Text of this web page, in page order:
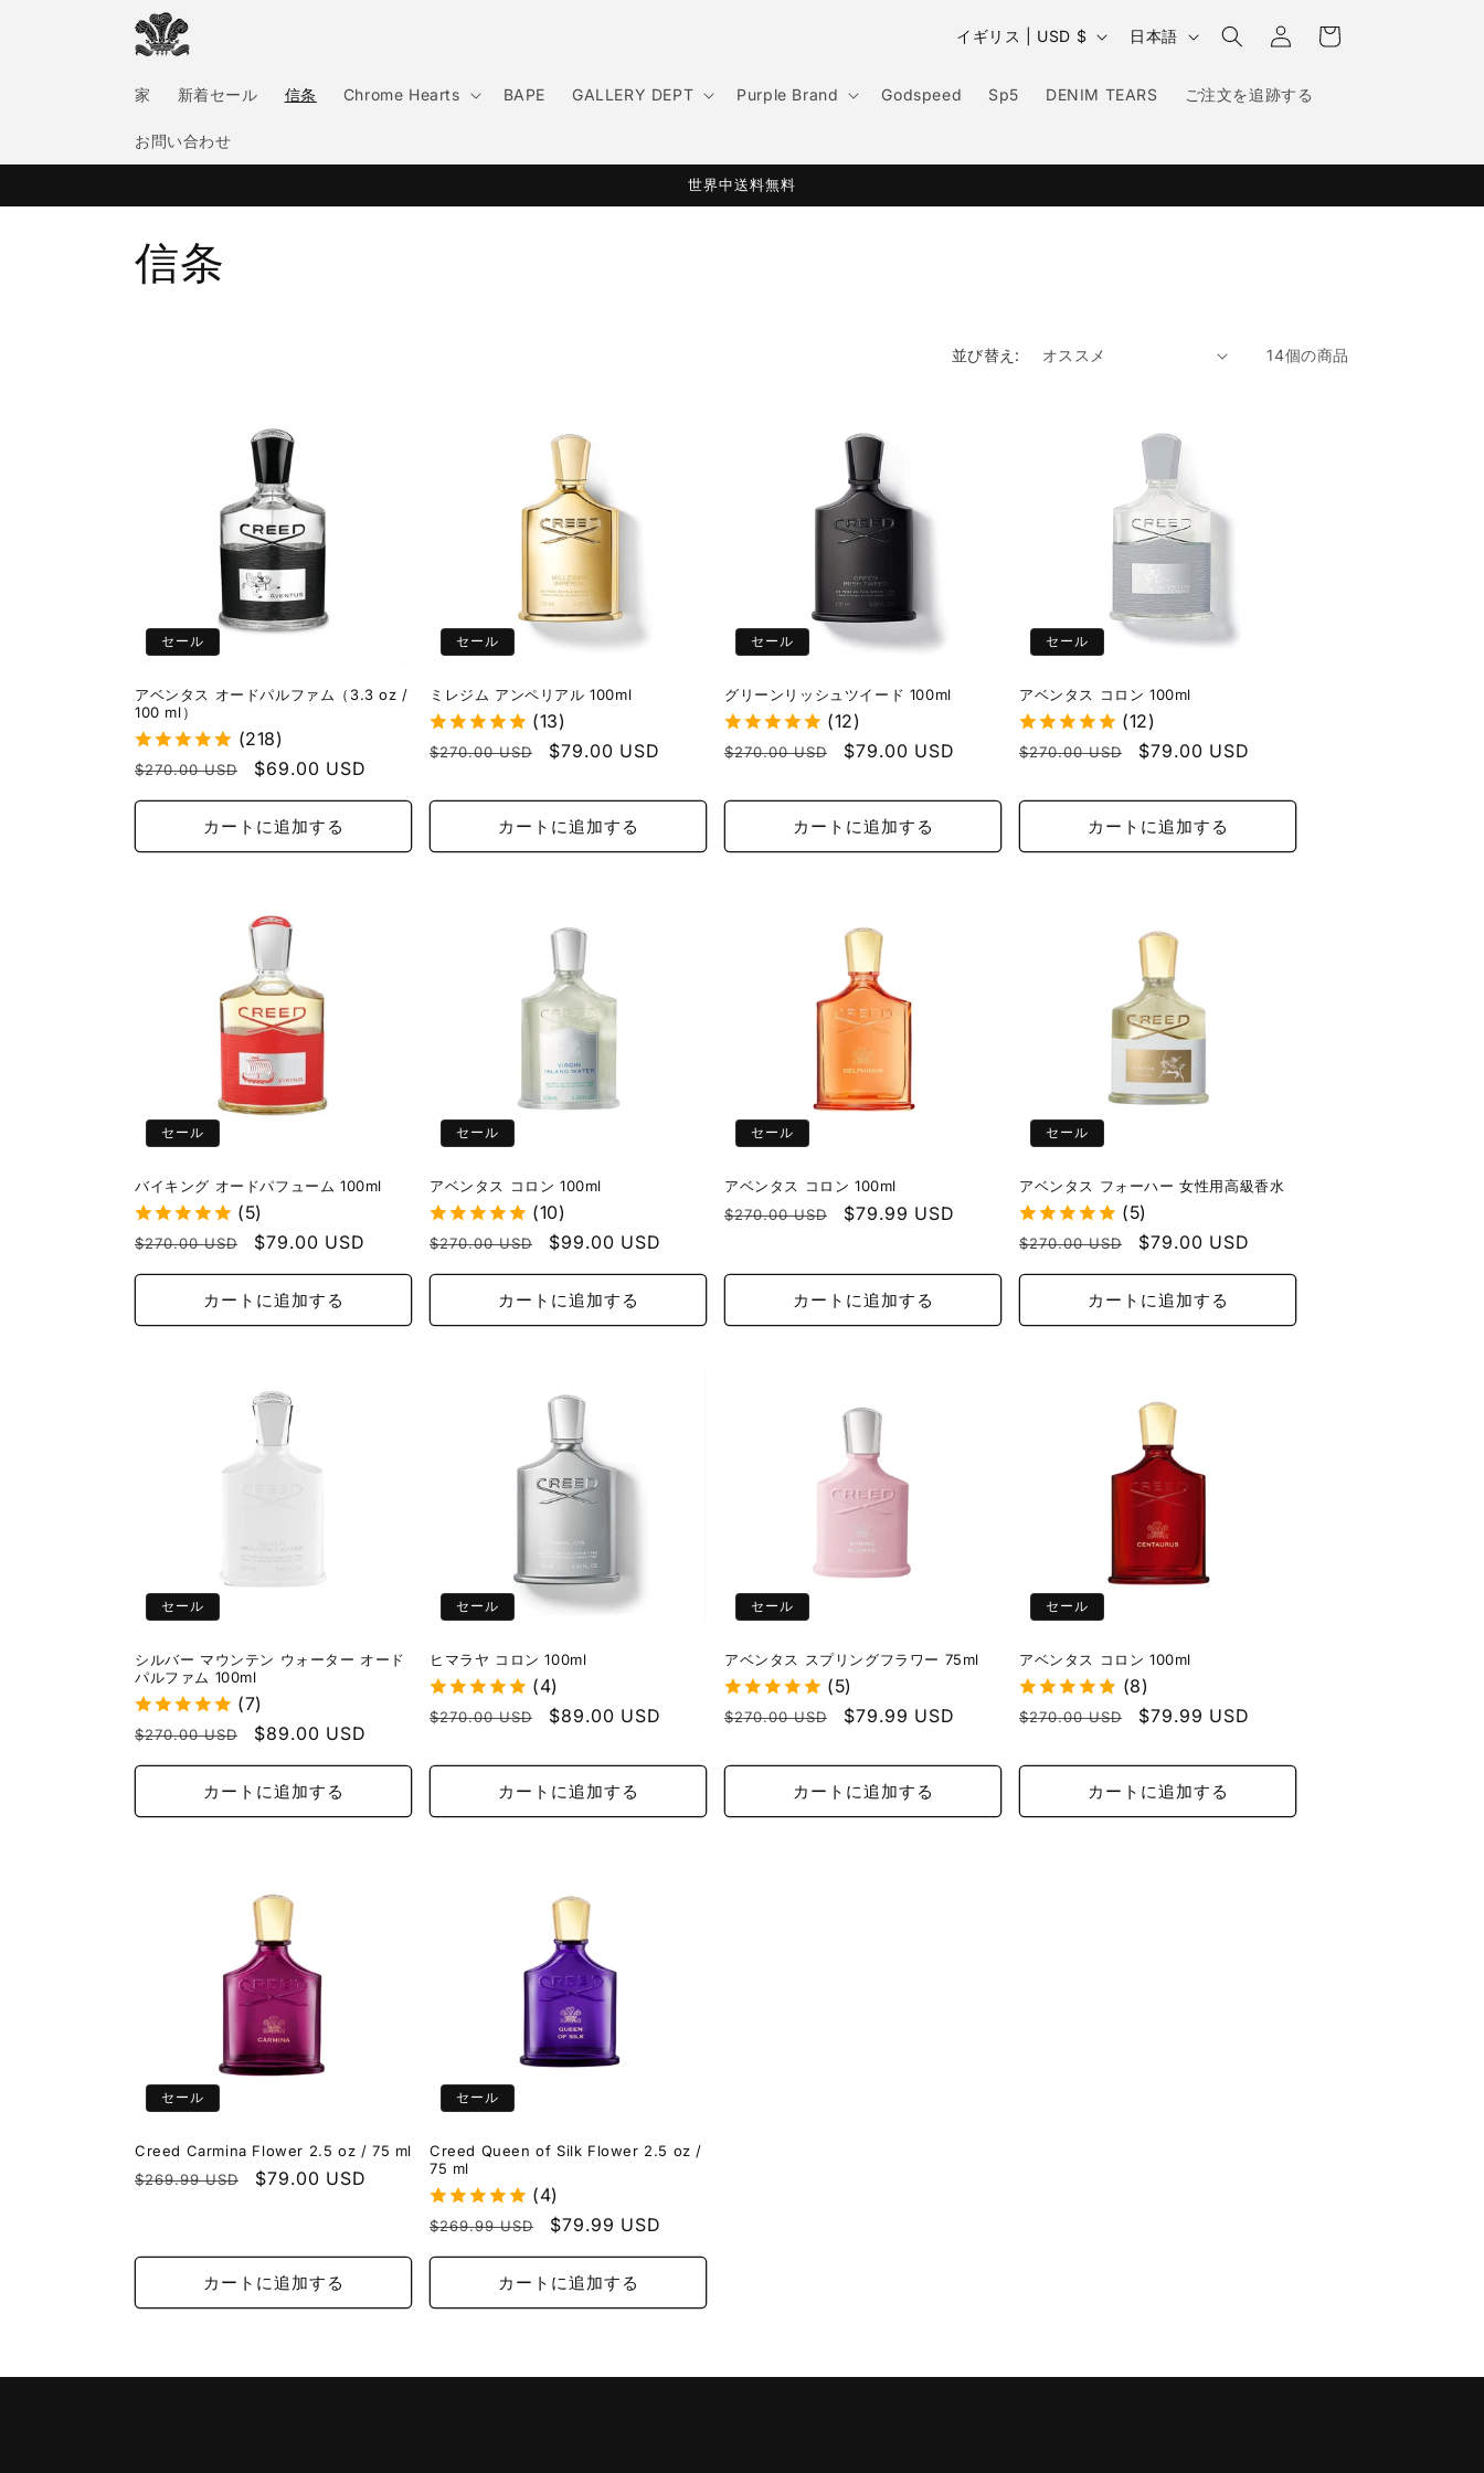
家 新着セール 信条 Chrome Hearts BAPE GALLERY DEPT Purple Brand Godspeed Sp5 DENIM TEARS ご注文を追跡する
お問い合わせ
国
地
イギリス | USD $
言
日本語
グ
イ
ー
世界中送料無料
コ
信条
並び替え: 14個の商品
セール
アベンタス オードパルファム（3.3 oz /
100 ml）
(218)
通
常
格
$270.00 USD
セ
ー
ル
価
$69.00 USD
カートに追加する
セール
ミレジム アンペリアル 100ml
(13)
通
価
$270.00 USD
セ
ル
価
格
$79.00 USD
カートに追加する
セール
グリーンリッシュツイード 100ml
(12)
通
価
$270.00 USD
セ
ル
価
格
$79.00 USD
カートに追加する
セール
アベンタス コロン 100ml
(12)
通
価
$270.00 USD
セ
ル
価
格
$79.00 USD
カートに追加する
セール
バイキング オードパフューム 100ml
(5)
通
常
格
$270.00 USD
セ
ー
ル
価
$79.00 USD
カートに追加する
セール
アベンタス コロン 100ml
(10)
通
常
格
$270.00 USD
セ
ー
ル
価
$99.00 USD
カートに追加する
セール
アベンタス コロン 100ml
通
$270.00 USD
セ
価
格
$79.99 USD
カートに追加する
セール
アベンタス フォーハー 女性用高級香水
(5)
通
常
格
$270.00 USD
セ
ー
ル
価
$79.00 USD
カートに追加する
セール
シルバー マウンテン ウォーター オード
パルファム 100ml
(7)
通
常
格
$270.00 USD
セ
ー
ル
価
$89.00 USD
カートに追加する
セール
ヒマラヤ コロン 100ml
(4)
通
価
$270.00 USD
セ
ル
価
格
$89.00 USD
カートに追加する
セール
アベンタス スプリングフラワー 75ml
(5)
通
価
$270.00 USD
セ
ル
価
格
$79.99 USD
カートに追加する
セール
アベンタス コロン 100ml
(8)
通
価
$270.00 USD
セ
ル
価
格
$79.99 USD
カートに追加する
セール
Creed Carmina Flower 2.5 oz / 75 ml
通
格
$269.99 USD
セ
価
格
$79.00 USD
カートに追加する
セール
Creed Queen of Silk Flower 2.5 oz /
75 ml
(4)
通
常
格
$269.99 USD
セ
ー
ル
価
$79.99 USD
カートに追加する